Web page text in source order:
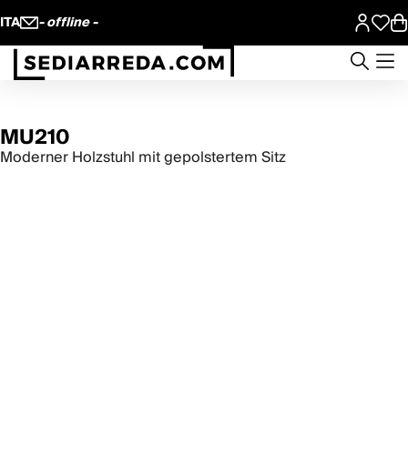
ITA - offline -
MU210
Moderner Holzstuhl mit gepolstertem Sitz